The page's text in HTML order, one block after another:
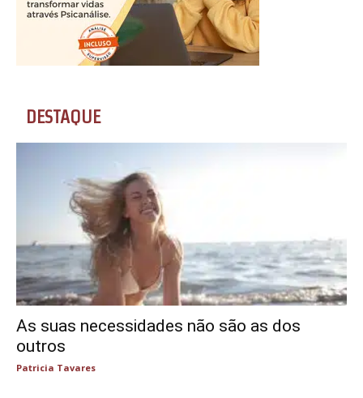
DESTAQUE
As suas necessidades não são as dos
outros
Patricia Tavares